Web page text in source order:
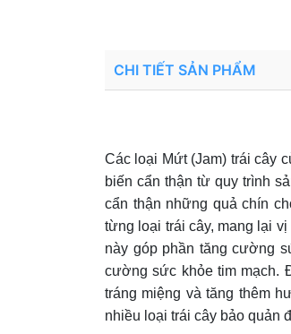
CHI TIẾT SẢN PHẨM
Các loại Mứt (Jam) trái cây
biến cẩn thận từ quy trình
cẩn thận những quả chín
từng loại trái cây, mang lại
này góp phần tăng cường
cường sức khỏe tim mạch.
tráng miệng và tăng thêm
nhiều loại trái cây bảo quản